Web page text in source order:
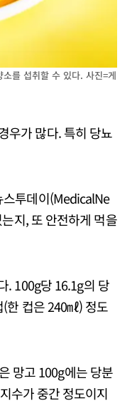
를 섭취할 수 있다. 사진=게
우가 많다. 특히 당뇨
스투데이(MedicalNe
지, 또 안전하게 먹을
. 100g당 16.1g의 당
한 컵은 240㎖) 정도
망고 100g에는 당분
수가 중간 정도이지